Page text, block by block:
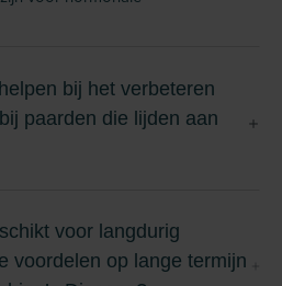
bij het verbeteren
paarden die lijden aan
voor langdurig
voordelen op lange termijn